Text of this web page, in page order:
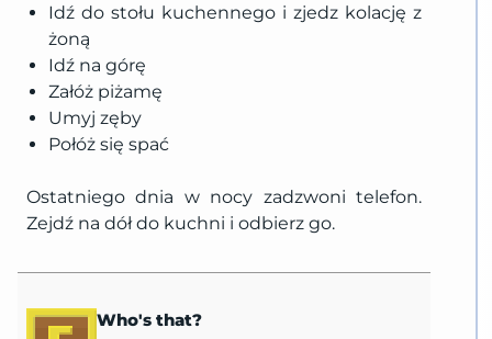
Idź do stołu kuchennego i zjedz kolację z
żoną
Idź na górę
Załóż piżamę
Umyj zęby
Połóż się spać
Ostatniego dnia w nocy zadzwoni telefon.
Zejdź na dół do kuchni i odbierz go.
Who's that?